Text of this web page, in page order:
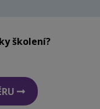
školení?